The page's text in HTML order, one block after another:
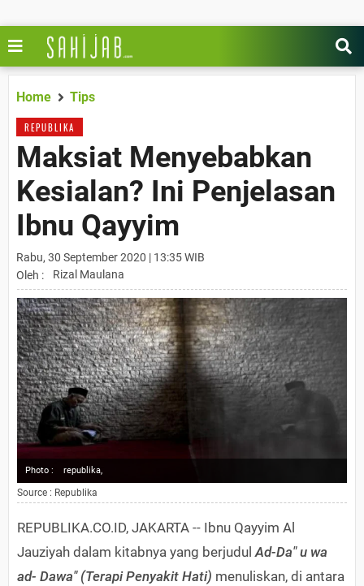
Home Tips
REPUBLIKA
Maksiat Menyebabkan
Kesialan? Ini Penjelasan
Ibnu Qayyim
Rabu, 30 September 2020 | 13:35 WIB
Oleh :
Rizal Maulana
Photo : republika,
Source : Republika
REPUBLIKA.CO.ID, JAKARTA -- Ibnu Qayyim Al
Jauziyah dalam kitabnya yang berjudulAd-Da" u wa
ad- Dawa" (Terapi Penyakit Hati) menuliskan, di antara